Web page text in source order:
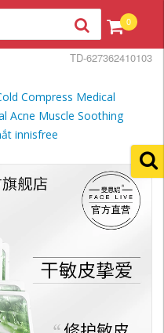
0
Compress Medical
Acne Muscle Soothing
innisfree
TD-627362410103